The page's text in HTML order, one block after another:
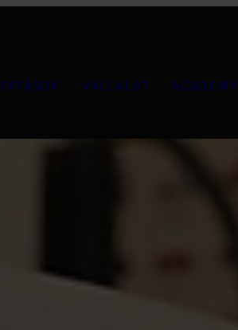
VÁLLALAT ACADEMY